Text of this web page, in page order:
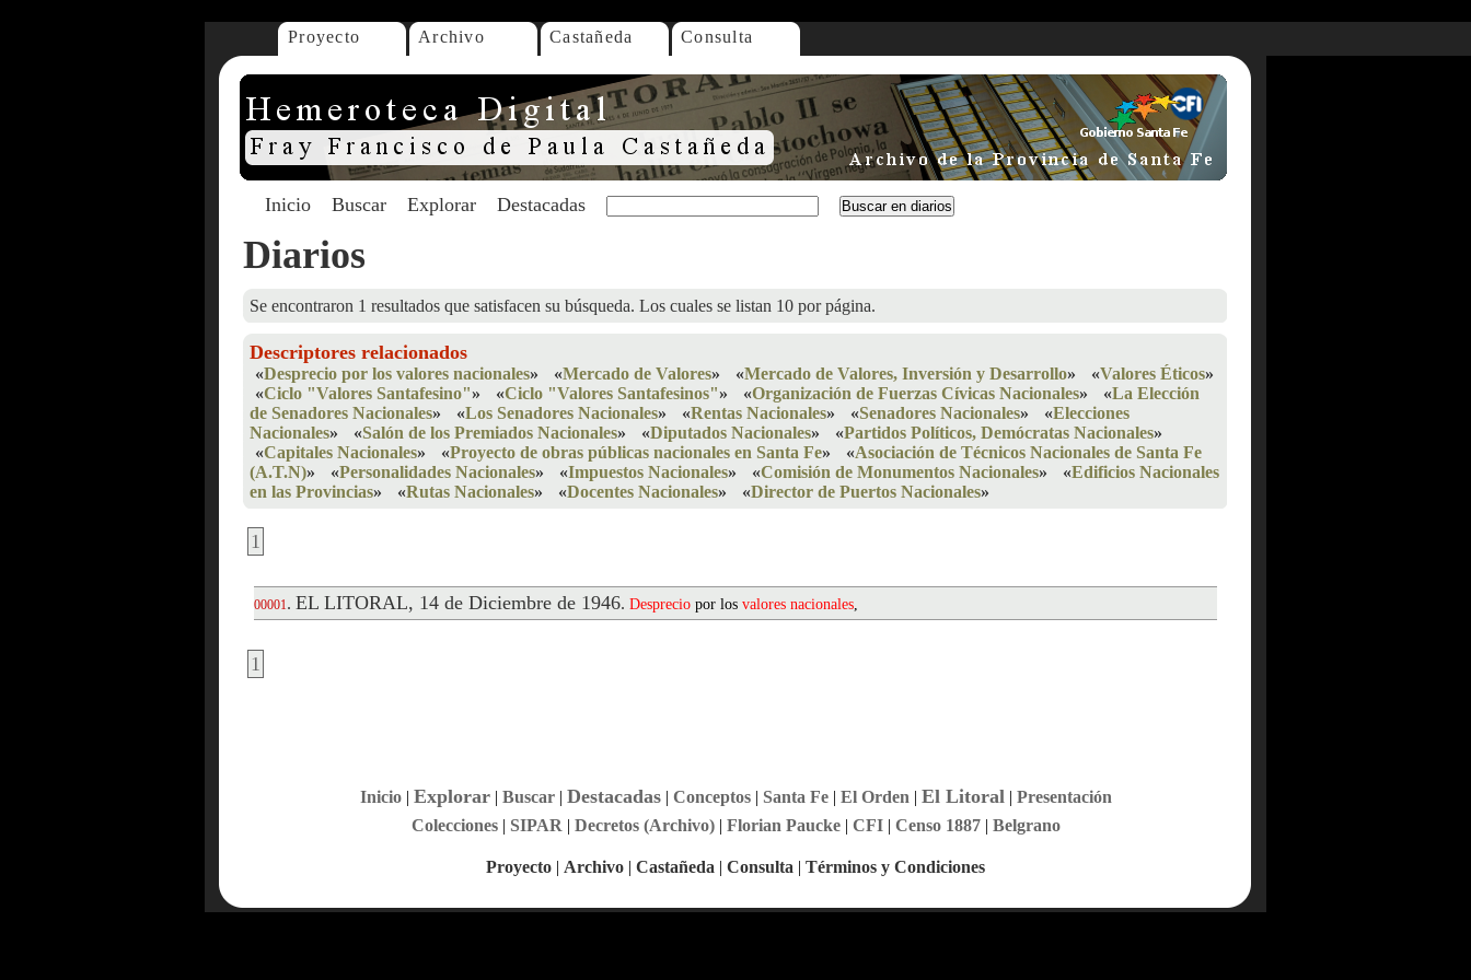
Proyecto Archivo Castañeda Consulta
Inicio Buscar Explorar Destacadas
Diarios
Se encontraron 1 resultados que satisfacen su búsqueda. Los cuales se listan 10 por página.
Descriptores relacionados
«Desprecio por los valores nacionales» «Mercado de Valores» «Mercado de Valores, Inversión y Desarrollo» «Valores Éticos»
«Ciclo "Valores Santafesino"» «Ciclo "Valores Santafesinos"» «Organización de Fuerzas Cívicas Nacionales» «La Elección
de Senadores Nacionales» «Los Senadores Nacionales» «Rentas Nacionales» «Senadores Nacionales» «Elecciones
Nacionales» «Salón de los Premiados Nacionales» «Diputados Nacionales» «Partidos Políticos, Demócratas Nacionales»
«Capitales Nacionales» «Proyecto de obras públicas nacionales en Santa Fe» «Asociación de Técnicos Nacionales de Santa Fe
(A.T.N)» «Personalidades Nacionales» «Impuestos Nacionales» «Comisión de Monumentos Nacionales» «Edificios Nacionales
en las Provincias» «Rutas Nacionales» «Docentes Nacionales» «Director de Puertos Nacionales»
1
00001. EL LITORAL, 14 de Diciembre de 1946. Desprecio por los valores nacionales,
1
Inicio| Explorar| Buscar| Destacadas| Conceptos| Santa Fe| El Orden | El Litoral | Presentación
Colecciones| SIPAR | Decretos (Archivo)| Florian Paucke| CFI| Censo 1887| Belgrano
Proyecto | Archivo | Castañeda | Consulta | Términos y Condiciones